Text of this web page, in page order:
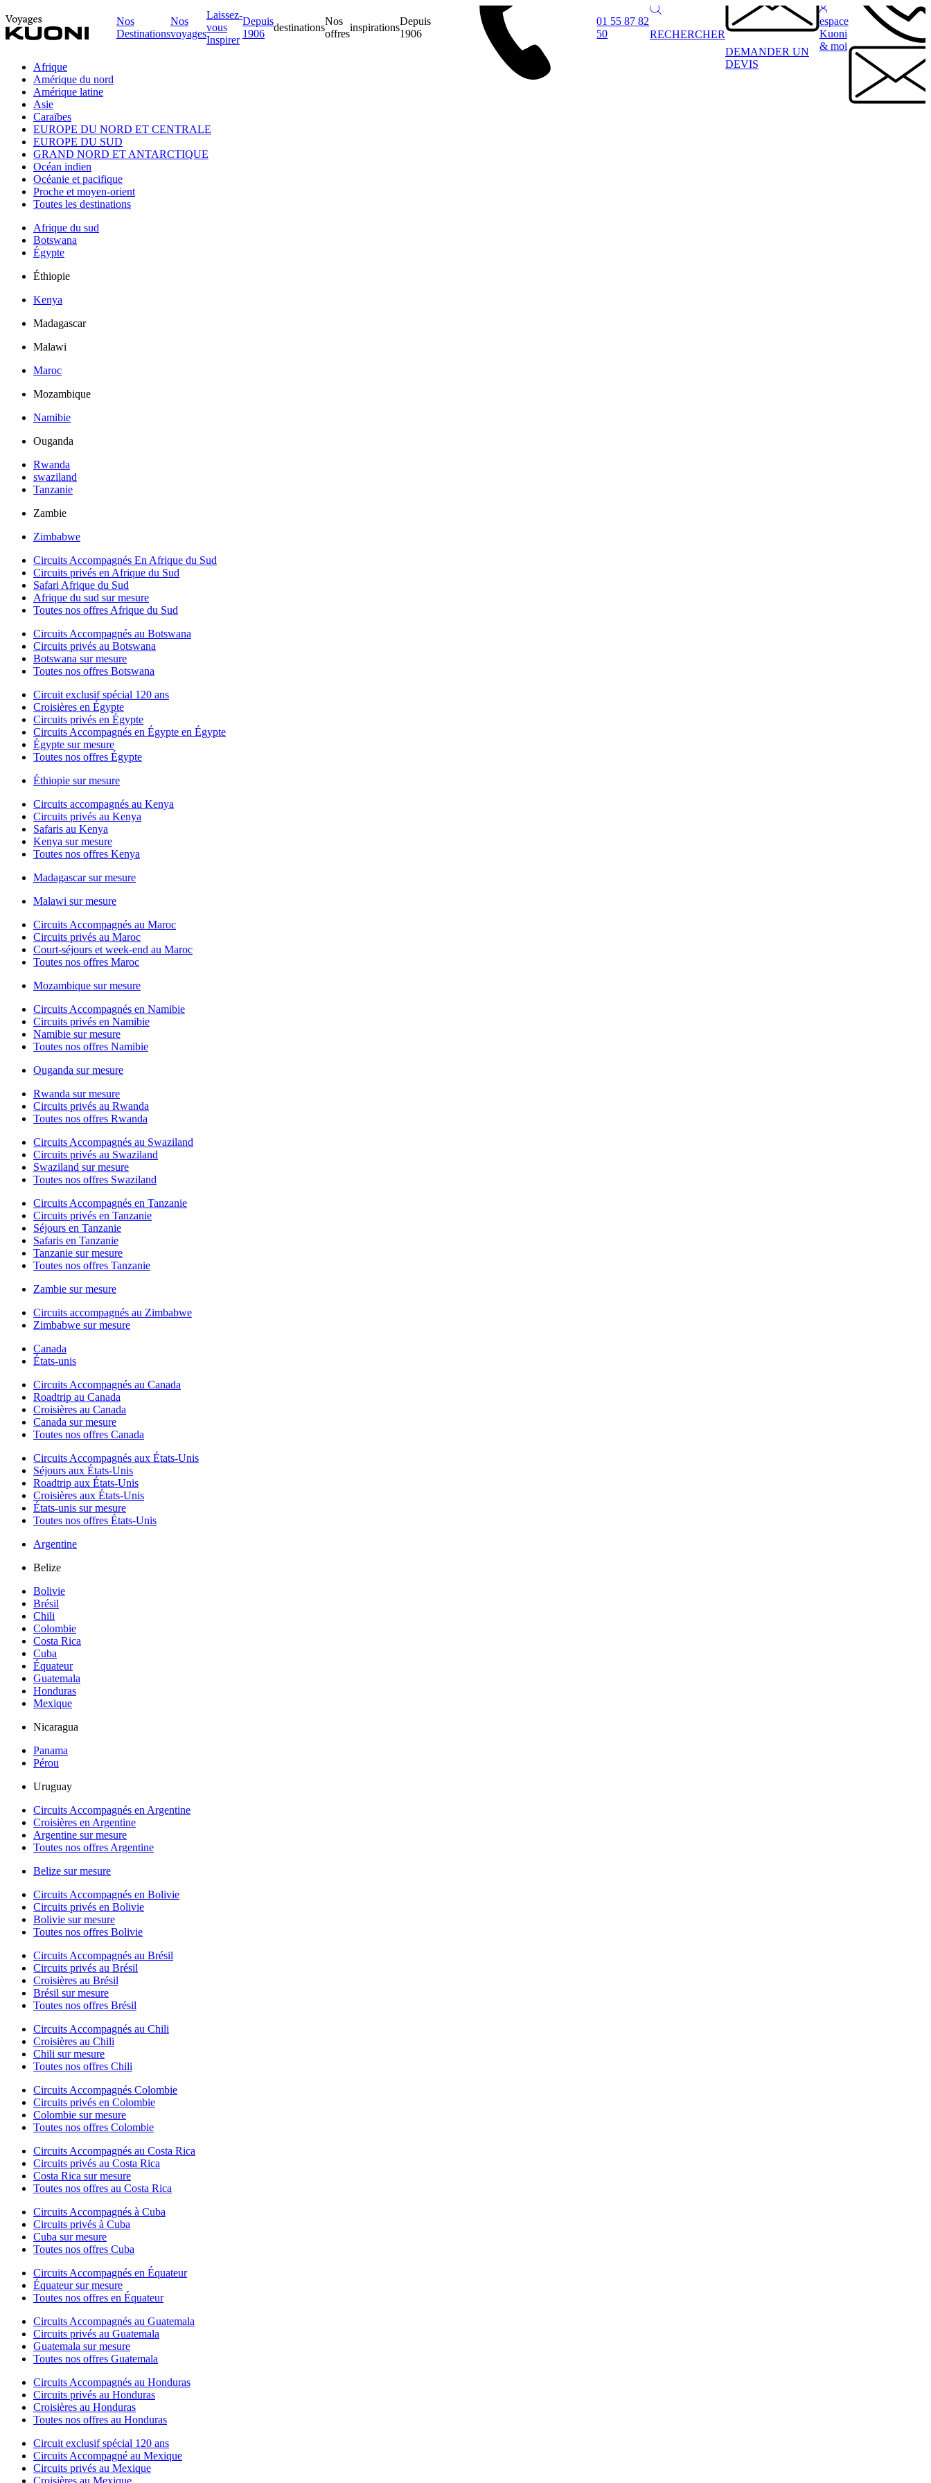
Nos
Destinations
Nos
voyages
Laissez-
vous
Inspirer
Depuis
1906
destinations
Nos
offres
inspirations
Depuis
1906
01 55 87 82
50
RECHERCHER
DEMANDER UN
DEVIS
espace
Kuoni
& moi
Afrique
Amérique du nord
Amérique latine
Asie
Caraïbes
EUROPE DU NORD ET CENTRALE
EUROPE DU SUD
GRAND NORD ET ANTARCTIQUE
Océan indien
Océanie et pacifique
Proche et moyen-orient
Toutes les destinations
Afrique du sud
Botswana
Égypte
Éthiopie
Kenya
Madagascar
Malawi
Maroc
Mozambique
Namibie
Ouganda
Rwanda
swaziland
Tanzanie
Zambie
Zimbabwe
Circuits Accompagnés En Afrique du Sud
Circuits privés en Afrique du Sud
Safari Afrique du Sud
Afrique du sud sur mesure
Toutes nos offres Afrique du Sud
Circuits Accompagnés au Botswana
Circuits privés au Botswana
Botswana sur mesure
Toutes nos offres Botswana
Circuit exclusif spécial 120 ans
Croisières en Égypte
Circuits privés en Égypte
Circuits Accompagnés en Égypte en Égypte
Égypte sur mesure
Toutes nos offres Égypte
Éthiopie sur mesure
Circuits accompagnés au Kenya
Circuits privés au Kenya
Safaris au Kenya
Kenya sur mesure
Toutes nos offres Kenya
Madagascar sur mesure
Malawi sur mesure
Circuits Accompagnés au Maroc
Circuits privés au Maroc
Court-séjours et week-end au Maroc
Toutes nos offres Maroc
Mozambique sur mesure
Circuits Accompagnés en Namibie
Circuits privés en Namibie
Namibie sur mesure
Toutes nos offres Namibie
Ouganda sur mesure
Rwanda sur mesure
Circuits privés au Rwanda
Toutes nos offres Rwanda
Circuits Accompagnés au Swaziland
Circuits privés au Swaziland
Swaziland sur mesure
Toutes nos offres Swaziland
Circuits Accompagnés en Tanzanie
Circuits privés en Tanzanie
Séjours en Tanzanie
Safaris en Tanzanie
Tanzanie sur mesure
Toutes nos offres Tanzanie
Zambie sur mesure
Circuits accompagnés au Zimbabwe
Zimbabwe sur mesure
Canada
États-unis
Circuits Accompagnés au Canada
Roadtrip au Canada
Croisières au Canada
Canada sur mesure
Toutes nos offres Canada
Circuits Accompagnés aux États-Unis
Séjours aux États-Unis
Roadtrip aux États-Unis
Croisières aux États-Unis
États-unis sur mesure
Toutes nos offres États-Unis
Argentine
Belize
Bolivie
Brésil
Chili
Colombie
Costa Rica
Cuba
Équateur
Guatemala
Honduras
Mexique
Nicaragua
Panama
Pérou
Uruguay
Circuits Accompagnés en Argentine
Croisières en Argentine
Argentine sur mesure
Toutes nos offres Argentine
Belize sur mesure
Circuits Accompagnés en Bolivie
Circuits privés en Bolivie
Bolivie sur mesure
Toutes nos offres Bolivie
Circuits Accompagnés au Brésil
Circuits privés au Brésil
Croisières au Brésil
Brésil sur mesure
Toutes nos offres Brésil
Circuits Accompagnés au Chili
Croisières au Chili
Chili sur mesure
Toutes nos offres Chili
Circuits Accompagnés Colombie
Circuits privés en Colombie
Colombie sur mesure
Toutes nos offres Colombie
Circuits Accompagnés au Costa Rica
Circuits privés au Costa Rica
Costa Rica sur mesure
Toutes nos offres au Costa Rica
Circuits Accompagnés à Cuba
Circuits privés à Cuba
Cuba sur mesure
Toutes nos offres Cuba
Circuits Accompagnés en Équateur
Équateur sur mesure
Toutes nos offres en Équateur
Circuits Accompagnés au Guatemala
Circuits privés au Guatemala
Guatemala sur mesure
Toutes nos offres Guatemala
Circuits Accompagnés au Honduras
Circuits privés au Honduras
Croisières au Honduras
Toutes nos offres au Honduras
Circuit exclusif spécial 120 ans
Circuits Accompagné au Mexique
Circuits privés au Mexique
Croisières au Mexique